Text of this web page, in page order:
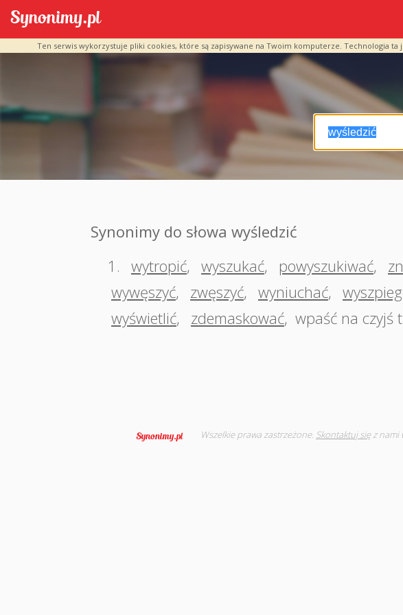
Ten serwis wykorzystuje pliki cookies, które są zapisywane na Twoim komputerze. Technologia
Synonimy do słowa wyśledzić
1. wytropić, wyszukać, powyszukiwać,
wywęszyć, zwęszyć, wyniuchać,
wyświetlić, zdemaskować, wpaść na czyjś
Wszelkie prawa zastrzeżone. Skontaktuj sięz nami